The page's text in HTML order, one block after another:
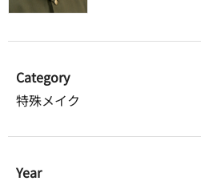
Category
特殊メイク
Year